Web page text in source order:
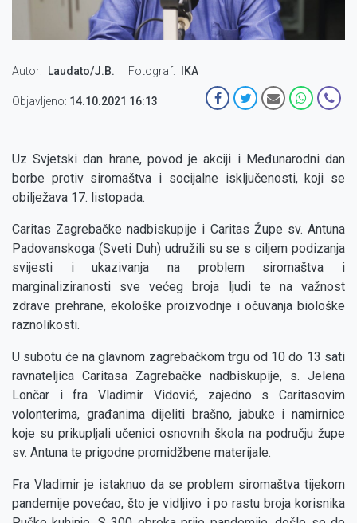
Autor Laudato/J.B. Fotograf IKA
Objavljeno: 14.10.2021 16:13
Uz Svjetski dan hrane, povod je akciji i Međunarodni dan
borbe protiv siromaštva i socijalne isključenosti, koji se
obilježava 17. listopada.
Caritas Zagrebačke nadbiskupije i Caritas Župe sv. Antuna
Padovanskoga (Sveti Duh) udružili su se s ciljem podizanja
svijesti i ukazivanja na problem siromaštva i
marginaliziranosti sve većeg broja ljudi te na važnost
zdrave prehrane, ekološke proizvodnje i očuvanja biološke
raznolikosti.
U subotu će na glavnom zagrebačkom trgu od 10 do 13 sati
ravnateljica Caritasa Zagrebačke nadbiskupije, s. Jelena
Lončar i fra Vladimir Vidović, zajedno s Caritasovim
volonterima, građanima dijeliti brašno, jabuke i namirnice
koje su prikupljali učenici osnovnih škola na području župe
sv. Antuna te prigodne promidžbene materijale.
Fra Vladimir je istaknuo da se problem siromaštva tijekom
pandemije povećao, što je vidljivo i po rastu broja korisnika